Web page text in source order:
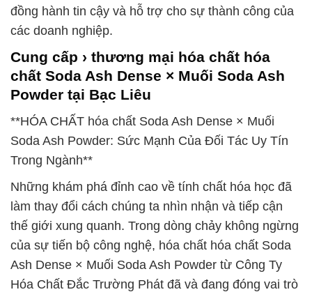
đồng hành tin cậy và hỗ trợ cho sự thành công của
các doanh nghiệp.
Cung cấp › thương mại hóa chất hóa
chất Soda Ash Dense × Muối Soda Ash
Powder tại Bạc Liêu
**HÓA CHẤT hóa chất Soda Ash Dense × Muối
Soda Ash Powder: Sức Mạnh Của Đối Tác Uy Tín
Trong Ngành**
Những khám phá đỉnh cao về tính chất hóa học đã
làm thay đổi cách chúng ta nhìn nhận và tiếp cận
thế giới xung quanh. Trong dòng chảy không ngừng
của sự tiến bộ công nghệ, hóa chất hóa chất Soda
Ash Dense × Muối Soda Ash Powder từ Công Ty
Hóa Chất Đắc Trường Phát đã và đang đóng vai trò